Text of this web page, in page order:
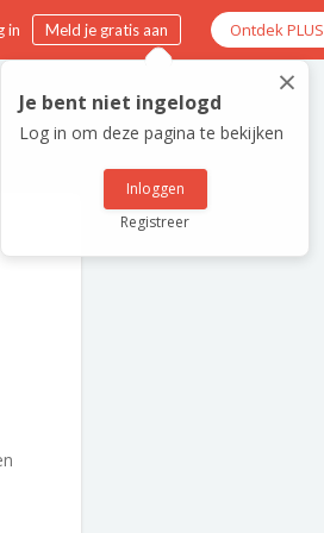
in Meld je gratis aan Ontdek PLUS
×
Je bent niet ingelogd
Log in om deze pagina te bekijken
Inloggen
Registreer